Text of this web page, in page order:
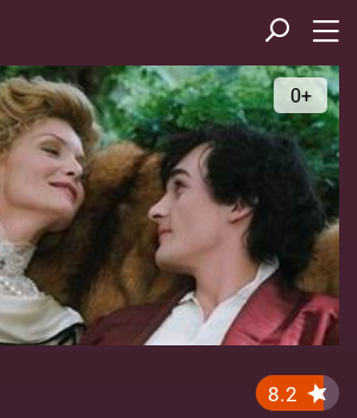
0+
8.2